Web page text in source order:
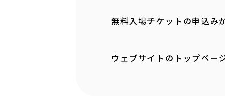
無料入場チケットの申込み
ウェブサイトのトップペー